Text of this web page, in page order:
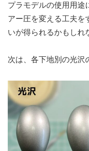
プラモデルの使用用途
アー圧を変える工夫を
いが得られるかもしれ
次は、各下地別の光沢